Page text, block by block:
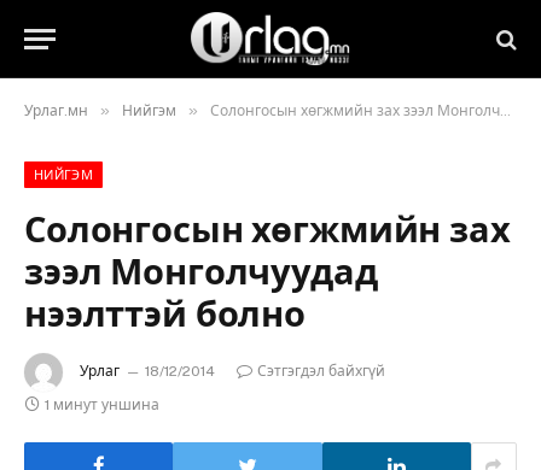
Урлаг.мн » Нийгэм » Солонгосын хөгжмийн зах зээл Монголчуудад нээлттэй болно
НИЙГЭМ
Солонгосын хөгжмийн зах
зээл Монголчуудад
нээлттэй болно
Урлаг 18/12/2014
Сэтгэгдэл байхгүй
1 минут уншина